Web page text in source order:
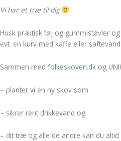
Vi har et træ til dig
Husk praktisk tøj og gummistøvler
evt. en kurv med kaffe eller saftevand.
Sammen med folkeskoven.dk og
– planter vi en ny skov som
– sikrer rent drikkevand og
– dit træ og alle de andre kan du